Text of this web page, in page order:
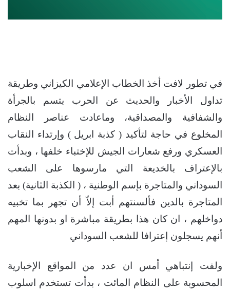
في تطور لافت أخذ الخطاب الإعلامي الكيزاني وطريقة
تداول الأخبار والحديث عن الحرب يتسم بالجرأة
والشفافية والمصداقية، وماعادت عناصر النظام
المخلوع في حاجة لتأكيد ( كذبة ابريل ) وإرتداء النقاب
العسكري ورفع شعارات الجيش للإختباء خلفها ، وبدأت
بالإعتراف بالخديعة التي مارسوها على الشعب
السوداني والمتاجرة بإسم الوطنية ، ( الكذبة الثانية) بعد
المتاجرة بالدين فألسنتهم أبت إلاّ أن تجهر بما تخبيه
دواخلهم ، ان كان هذا بطريقة مباشرة او بدونها المهم
أنهم يسجلون إعترافا للشعب السوداني
ولفت إنتباهي أمس ان عدد من المواقع الإخبارية
المحسوبة على النظام المائت ، بدأت تستخدم اسلوب